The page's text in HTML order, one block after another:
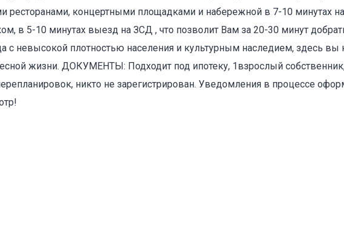
ресторанами, концертными площадками и набережной в 7-10 минутах
в 5-10 минутах выезд на ЗСД , что позволит Вам за 20-30 минут
с невысокой плотностью населения и культурным наследием, здесь вы
жизни. ДОКУМЕНТЫ: Подходит под ипотеку, 1взрослый
никто не зарегистрирован. Уведомления в процессе